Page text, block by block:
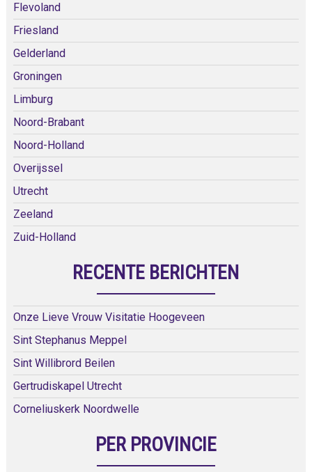
Flevoland
Friesland
Gelderland
Groningen
Limburg
Noord-Brabant
Noord-Holland
Overijssel
Utrecht
Zeeland
Zuid-Holland
RECENTE BERICHTEN
Onze Lieve Vrouw Visitatie Hoogeveen
Sint Stephanus Meppel
Sint Willibrord Beilen
Gertrudiskapel Utrecht
Corneliuskerk Noordwelle
PER PROVINCIE